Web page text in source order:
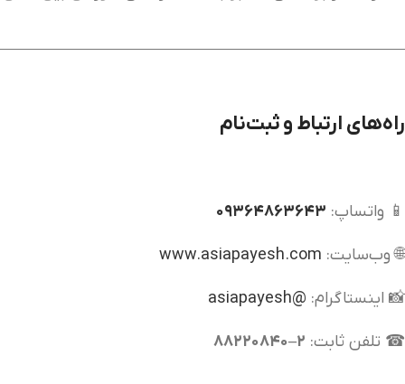
راه‌های ارتباط و ثبت‌نام
📱 واتساپ: ۰۹۳۶۴۸۶۳۶۴۳
🌐 وب‌سایت: www.asiapayesh.com
📸 اینستاگرام: @asiapayesh
☎ تلفن ثابت: ۲–۸۸۲۲۰۸۴۰